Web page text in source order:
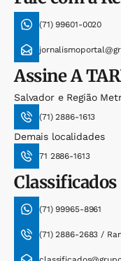
(71) 99601-0020
AssineA
Salvador e Região
(71) 2886-1613
Demais localidades
71 2886-1613
Classificados
(71) 99965-8961
(71) 2886-2683 /